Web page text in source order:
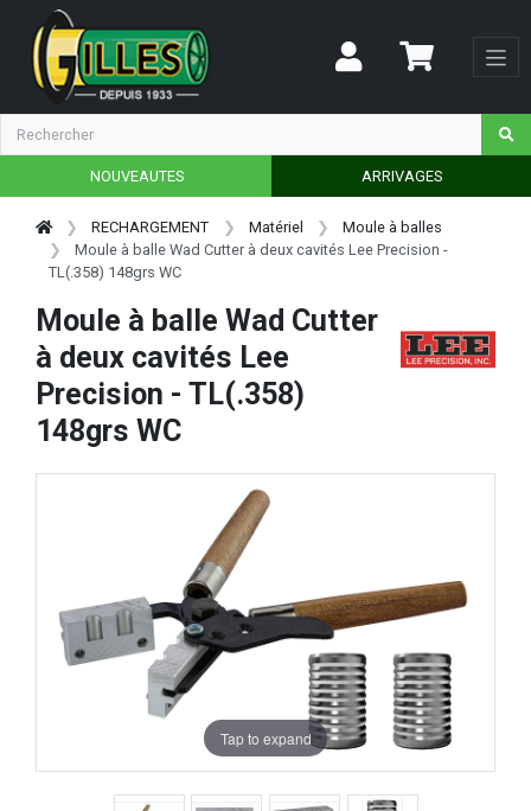
NOUVEAUTES ARRIVAGES
RECHARGEMENT Matériel
Moule à balles
Moule à balle Wad Cutter à deux cavités Lee Precision -
TL(.358) 148grs WC
Moule à balle Wad Cutter
à deux cavités Lee
Precision - TL(.358)
148grs WC
Tap to expand